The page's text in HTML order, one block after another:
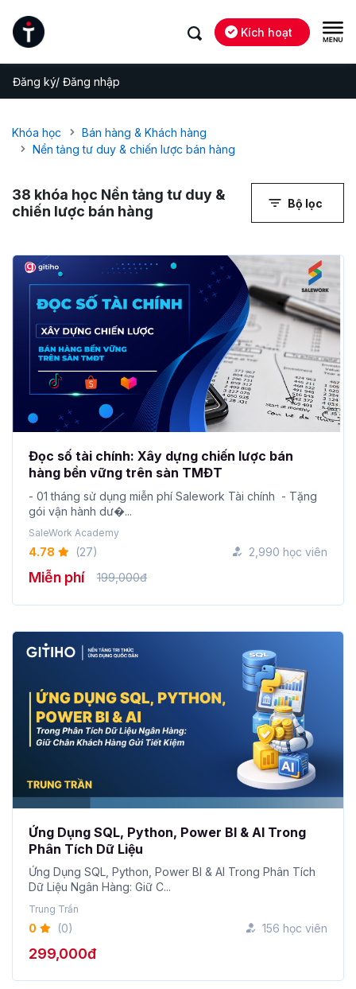
Kích hoạt
Đăng ký/ Đăng nhập
Khóa học
Bán hàng & Khách hàng
Nền tảng tư duy & chiến lược bán hàng
38 khóa học Nền tảng tư duy &
chiến lược bán hàng
Bộ lọc
Đọc số tài chính: Xây dựng chiến lược bán
hàng bền vững trên sàn TMĐT
- 01 tháng sử dụng miễn phí Salework Tài chính - Tặng
gói vận hành dư�...
SaleWork Academy
4.78 (27) 2,990 học viên
Miễn phí 199,000đ
Ứng Dụng SQL, Python, Power BI & AI Trong
Phân Tích Dữ Liệu
Ứng Dụng SQL, Python, Power BI & AI Trong Phân Tích
Dữ Liệu Ngân Hàng: Giữ C...
Trung Trần
0 (0) 156 học viên
299,000đ